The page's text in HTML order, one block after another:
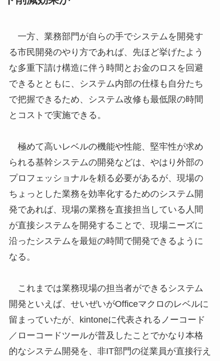
一方、業務部門が自らの手でシステムを開発す
る市民開発のやり方であれば、先ほど挙げたよう
な多重下請け構造に伴う時間とお金のロスを回避
できるとともに、システム内部の仕様も自分たち
で把握できるため、システム改修も最低限の時間
とコストで実施できる。
極めて高いレベルの機能や性能、堅牢性が求め
られる基幹システムの開発などは、やはり外部の
プロフェッショナルを頼る必要があるが、現場の
ちょっとした業務を効率化するためのシステム開
発であれば、現場の業務を直接担当している人間
が直接システムを開発することで、現場ニーズに
沿ったシステムを最短の時間で開発できるように
なる。
これまでは業務現場の担当者ができるシステム
開発といえば、せいぜいがOfficeマクロのレベルに
留まっていたが、kintoneに代表されるノーコード
／ローコードツールが普及したことでかなり本格
的なシステム開発を、非IT部門の従業員が直接行え